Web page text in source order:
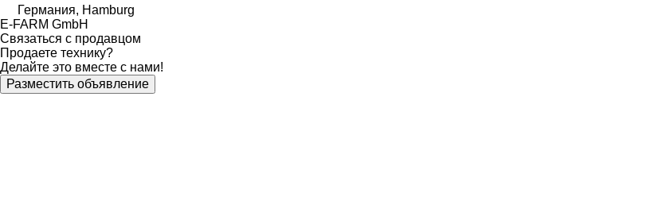
Германия, Hamburg
E-FARM GmbH
Связаться с продавцом
Продаете технику?
Делайте это вместе с нами!
Разместить объявление